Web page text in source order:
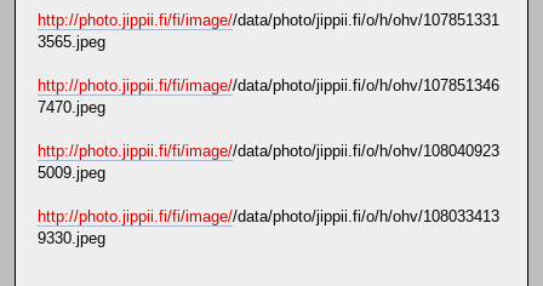
http://photo.jippii.fi/fi/image//data/photo/jippii.fi/o/h/ohv/107851331
3565.jpeg
http://photo.jippii.fi/fi/image//data/photo/jippii.fi/o/h/ohv/107851346
7470.jpeg
http://photo.jippii.fi/fi/image//data/photo/jippii.fi/o/h/ohv/108040923
5009.jpeg
http://photo.jippii.fi/fi/image//data/photo/jippii.fi/o/h/ohv/108033413
9330.jpeg